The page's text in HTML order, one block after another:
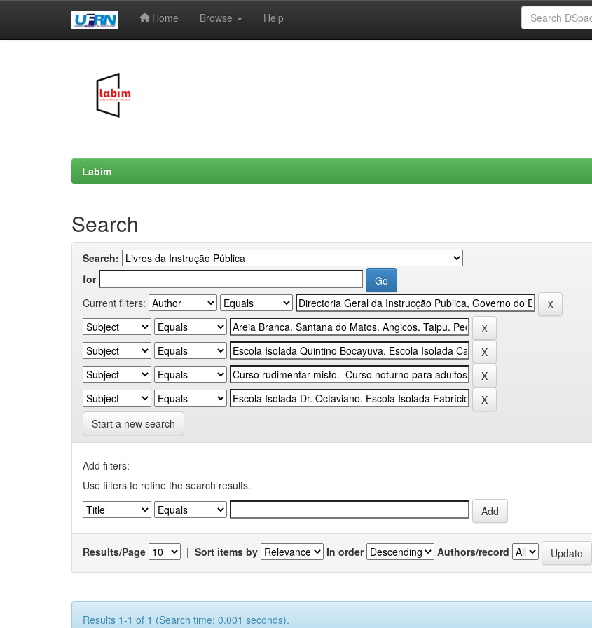
Home Browse Help
Labim
Search
Search:
for
Current filters:
Start a new search
Add filters:
Use filters to refine the search results.
Results/Page | Sort items by In order Authors/record
Results 1-1 of 1 (Search time: 0.001 seconds).